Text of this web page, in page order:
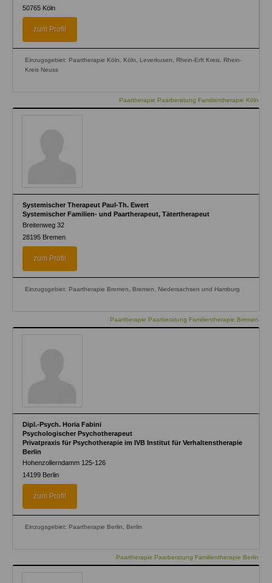
50765 Köln
zum Profil
Einzugsgebiet: Paartherapie Köln, Köln, Leverkusen, Rhein-Erft Kreis, Rhein-
Kreis Neuss
Paartherapie Paarberatung Familientherapie Köln
Systemischer Therapeut Paul-Th. Ewert
Systemischer Familien- und Paartherapeut, Tätertherapeut
Breitenweg 32
28195 Bremen
zum Profil
Einzugsgebiet: Paartherapie Bremen, Bremen, Niedersachsen und Hamburg
Paartherapie Paarberatung Familientherapie Bremen
Dipl.-Psych. Horia Fabini
Psychologischer Psychotherapeut
Privatpraxis für Psychotherapie im IVB Institut für Verhaltenstherapie
Berlin
Hohenzollerndamm 125-126
14199 Berlin
zum Profil
Einzugsgebiet: Paartherapie Berlin, Berlin
Paartherapie Paarberatung Familientherapie Berlin